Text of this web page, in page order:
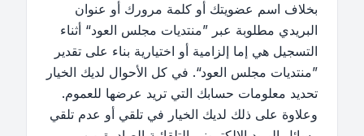
بخلاف اسم عضويتك أو كلمة مرورك أو عنوان
البريدي مطلوبة عبر ”منتديات مجلس العود“ أثناء
التسجيل هي إما إلزامية أو اختيارية بناء على تقدير
”منتديات مجلس العود“. في كل الأحوال لديك الخيار
تحديد معلومات حسابك التي تريد عرضها للعموم.
وعلاوة على ذلك لديك الخيار في تلقي أو عدم تلقي